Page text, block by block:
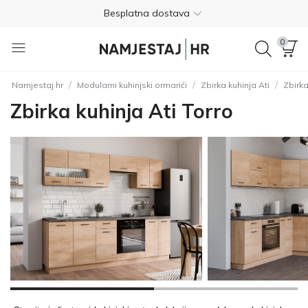
Besplatan povrat unutar 365 dana
4.8
Nije potrebno plaćanje unaprijed
Besplatan povrat unutar 365 dana
01 8000 383
4.8
0
Namjestaj.hr / Modularni kuhinjski ormarići / Zbirka kuhinja Ati /
Zbirka kuhinja Ati Torro